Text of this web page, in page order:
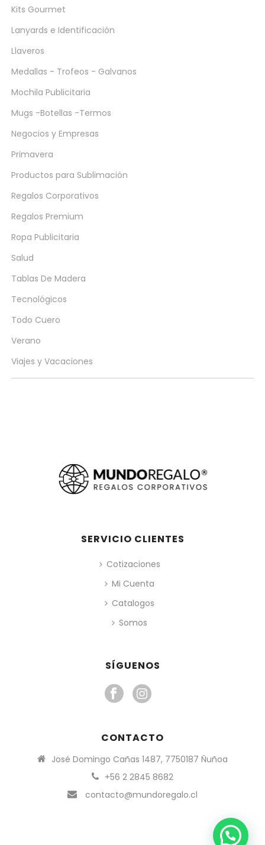
Kits Gourmet
Lanyards e Identificación
Llaveros
Medallas - Trofeos - Galvanos
Mochila Publicitaria
Mugs -Botellas -Termos
Negocios y Empresas
Primavera
Productos para Sublimación
Regalos Corporativos
Regalos Premium
Ropa Publicitaria
Salud
Tablas De Madera
Tecnológicos
Todo Cuero
Verano
Viajes y Vacaciones
SERVICIO CLIENTES
Cotizaciones
Mi Cuenta
Catalogos
Somos
SÍGUENOS
CONTACTO
José Domingo Cañas 1487, 7750187 Ñuñoa
+56 2 2845 8682
contacto@mundoregalo.cl